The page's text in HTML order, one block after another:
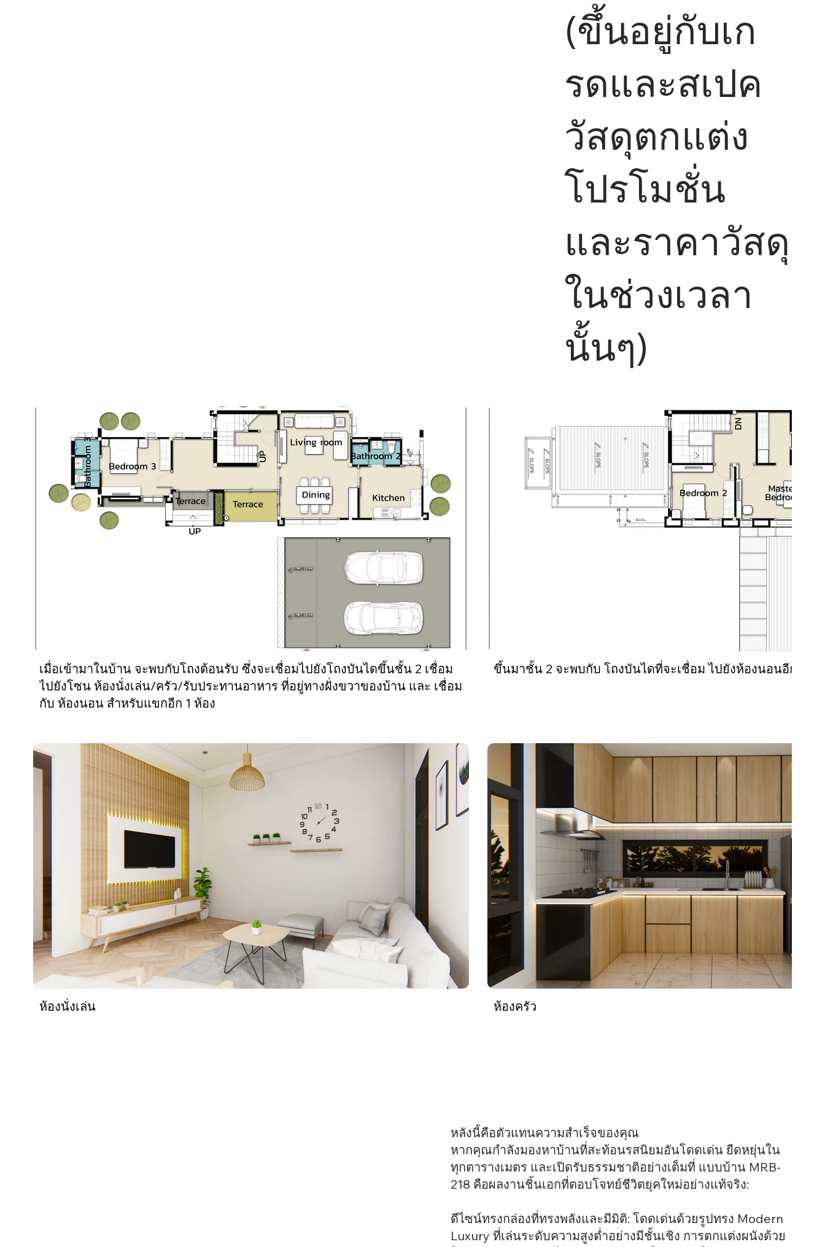
(ขึ้นอยู่กับเก
รดและสเปค
วัสดุตกแต่ง
โปรโมชั่น
และราคาวัสดุ
ในช่วงเวลา
นั้นๆ)
เมื่อเข้ามาในบ้าน จะพบกับโถงต้อนรับ ซึ่งจะเชื่อมไปยังโถงบันไดขึ้นชั้น 2 เชื่อม
ไปยังโซน ห้องนั่งเล่น/ครัว/รับประทานอาหาร ที่อยู่ทางฝั่งขวาของบ้าน และ เชื่อม
กับ ห้องนอน สำหรับแขกอีก 1 ห้อง
ขึ้นมาชั้น 2 จะพบกับ โถงบันไดที่จะเชื่อม ไปยังห้องนอนอีก 2 ห้
ห้องนั่งเล่น ห้องครัว
หลังนี้คือตัวแทนความสำเร็จของคุณ
หากคุณกำลังมองหาบ้านที่สะท้อนรสนิยมอันโดดเด่น ยืดหยุ่นใน
ทุกตารางเมตร และเปิดรับธรรมชาติอย่างเต็มที่ แบบบ้าน MRB-
218 คือผลงานชิ้นเอกที่ตอบโจทย์ชีวิตยุคใหม่อย่างแท้จริง:
ดีไซน์ทรงกล่องที่ทรงพลังและมีมิติ: โดดเด่นด้วยรูปทรง Modern
Luxury ที่เล่นระดับความสูงต่ำอย่างมีชั้นเชิง การตกแต่งผนังด้วย